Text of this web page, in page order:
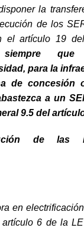
la
de los
el artículo 19
siempre
para la
de concesión
a un
9.5 del
de las
en
6 de la